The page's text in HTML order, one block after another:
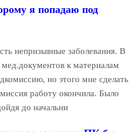
я попадаю под
непризывные заболевания. В
к материалам
но этого мне сделать
работу окончила. Было
до начальни